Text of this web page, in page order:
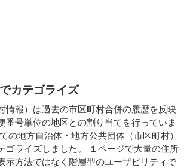
カテゴライズ
情報）は過去の市区町村合併の履歴を反映
番号単位の地区との割り当てを行っていま
の地方自治体・地方公共団体（市区町村）
ゴライズしました。 １ページで大量の住所
示方法ではなく階層型のユーザビリティで